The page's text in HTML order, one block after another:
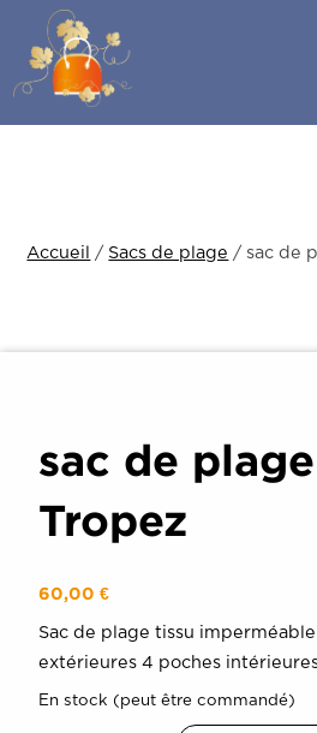
content
Accueil / Sacs de plage / sac de
sac de
Tropez
60,00 €
Sac de plage tissu
extérieures 4 poches
En stock (peut être commandé)